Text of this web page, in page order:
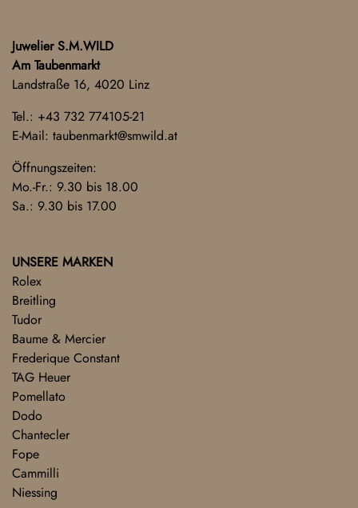
Juwelier S.M.WILD
Am Taubenmarkt
Landstraße 16, 4020 Linz
Tel.: +43 732 774105-21
E-Mail: taubenmarkt@smwild.at
Öffnungszeiten:
Mo.-Fr.: 9.30 bis 18.00
Sa.: 9.30 bis 17.00
UNSERE MARKEN
Rolex
Breitling
Tudor
Baume & Mercier
Frederique Constant
TAG Heuer
Pomellato
Dodo
Chantecler
Fope
Cammilli
Niessing